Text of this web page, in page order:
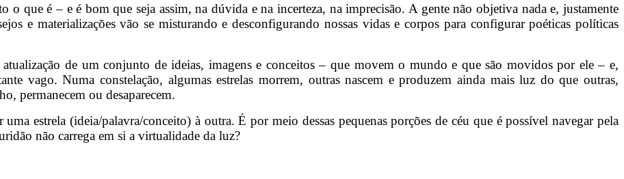
o que é – e é bom que seja assim, na dúvida e na incerteza, na imprecisão. A gente não objetiva nada e, justamente
e materializações vão se misturando e desconfigurando nossas vidas e corpos para configurar poéticas políticas
de um conjunto de ideias, imagens e conceitos – que movem o mundo e que são movidos por ele – e,
vago. Numa constelação, algumas estrelas morrem, outras nascem e produzem ainda mais luz do que outras,
permanecem ou desaparecem.
estrela (ideia/palavra/conceito) à outra. É por meio dessas pequenas porções de céu que é possível navegar pela
não carrega em si a virtualidade da luz?